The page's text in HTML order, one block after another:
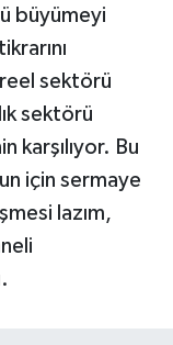
büyümeyi
reel sektörü
sektörü
karşılıyor. Bu
için sermaye
lazım,